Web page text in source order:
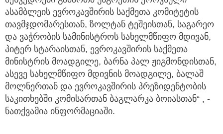
ასამბლეის ევროკავშირის საქმეთა კომიტეტის
თავმჯდომარესთან, ზოლტან ტეშეისთან, საგარეო
და ვაჭრობის სამინისტროს სახელმწიფო მდივან,
პიტერ სტარაისთან, ევროკავშირის საქმეთა
მინისტრის მოადგილე, ბარნა პალ ჟიგმონდისთან,
ასევე სახელმწიფო მდივნის მოადგილე, ბალაშ
მოლნერთან და ევროკავშირის პრეზიდენტობის
საკითხებში კომისართან ბაგლარკა ბოიასთან“ , -
ნათქვამია ინფორმაციაში.